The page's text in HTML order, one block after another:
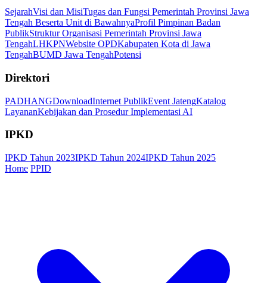
SejarahVisi dan MisiTugas dan Fungsi Pemerintah Provinsi Jawa
Tengah Beserta Unit di BawahnyaProfil Pimpinan Badan
PublikStruktur Organisasi Pemerintah Provinsi Jawa
TengahLHKPNWebsite OPDKabupaten Kota di Jawa
TengahBUMD Jawa TengahPotensi
Direktori
PADHANGDownloadInternet PublikEvent JatengKatalog
LayananKebijakan dan Prosedur Implementasi AI
IPKD
IPKD Tahun 2023IPKD Tahun 2024IPKD Tahun 2025
Home PPID